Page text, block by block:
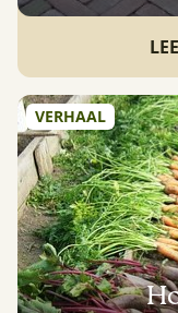
VERHAAL